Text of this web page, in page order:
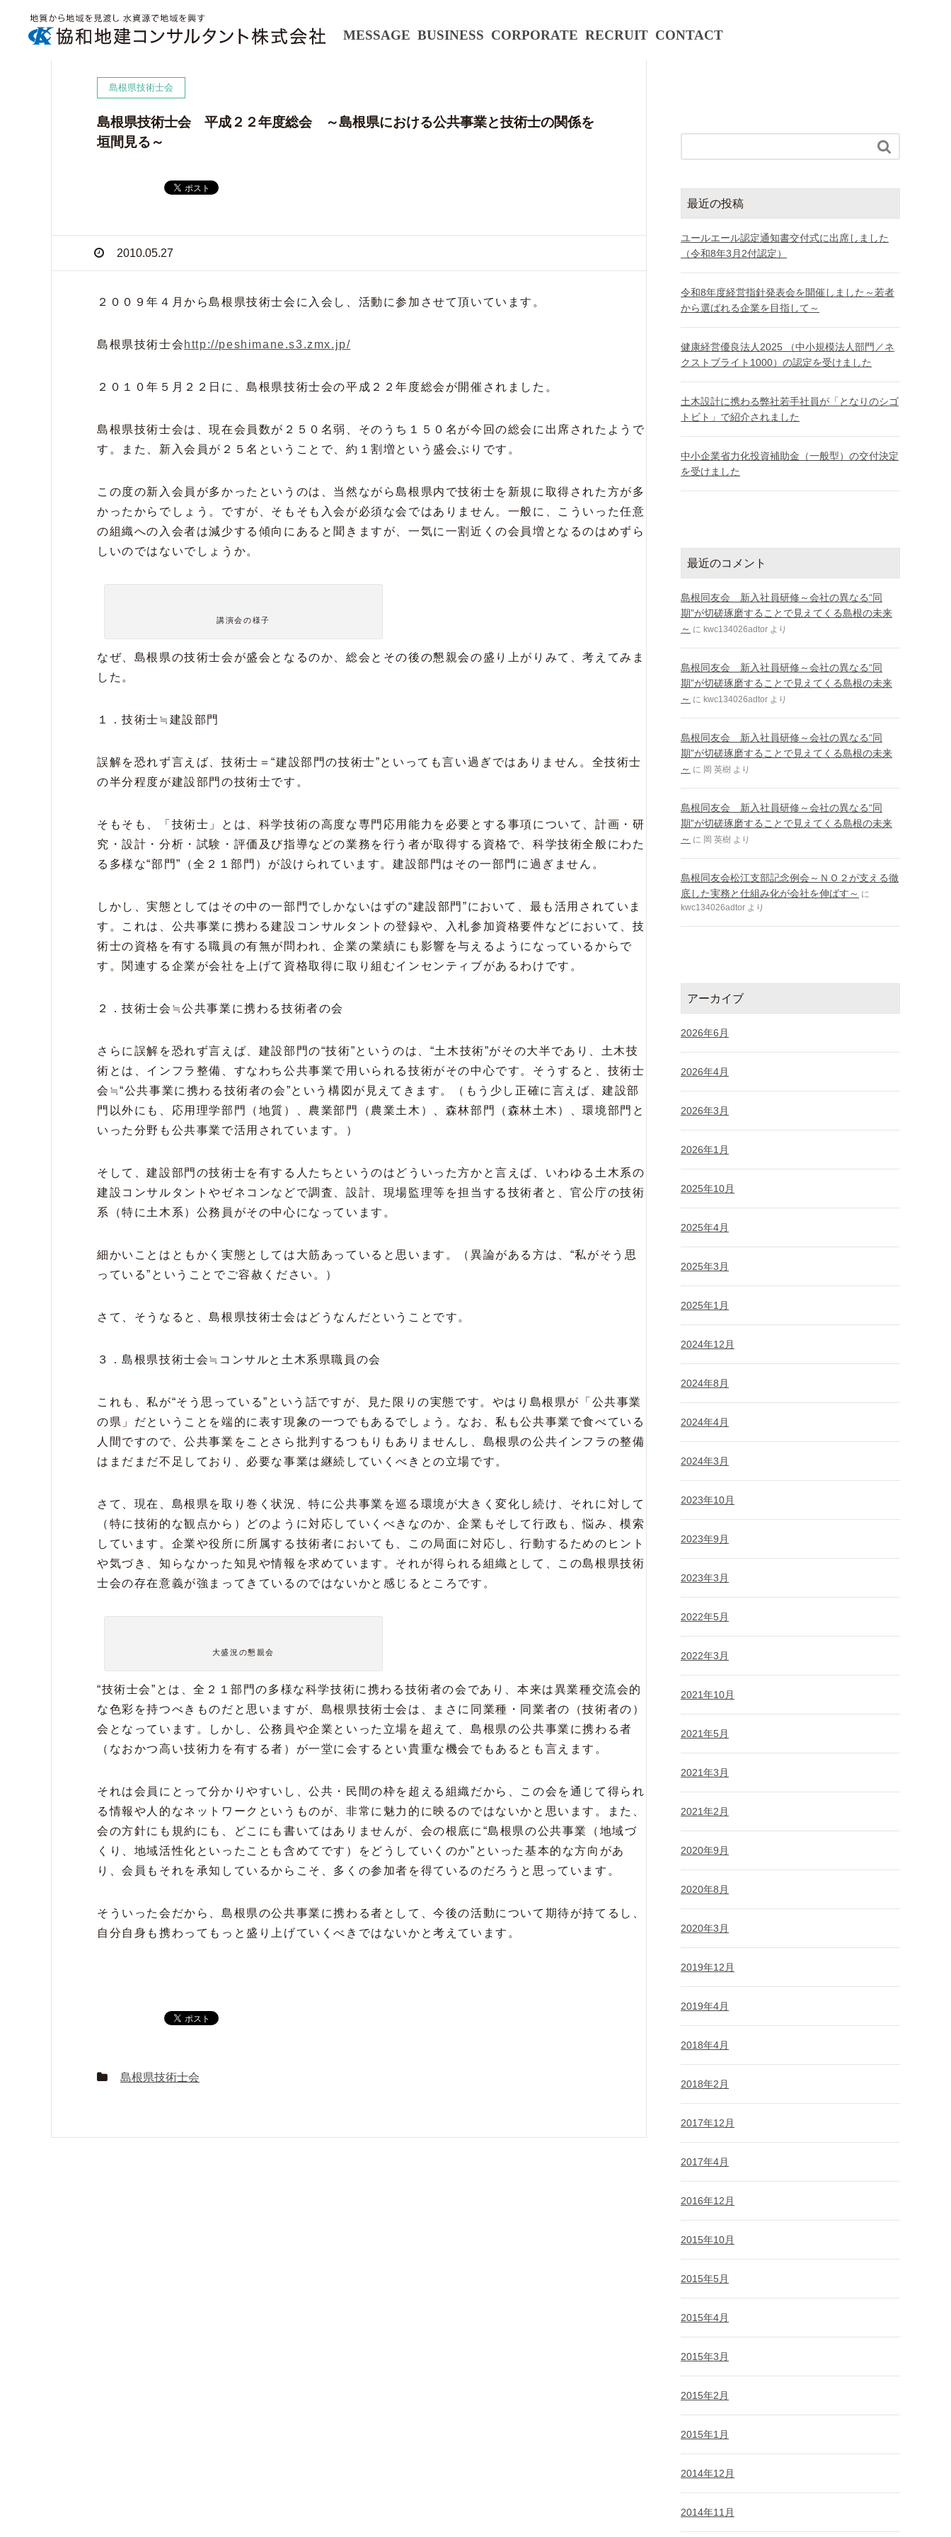
MESSAGE BUSINESS CORPORATE RECRUIT CONTACT
島根県技術士会
島根県技術士会 平成２２年度総会 ～島根県における公共事業と技術士の関係を
垣間見る～
2010.05.27
２００９年４月から島根県技術士会に入会し、活動に参加させて頂いています。
島根県技術士会 http://peshimane.s3.zmx.jp/
２０１０年５月２２日に、島根県技術士会の平成２２年度総会が開催されました。
島根県技術士会は、現在会員数が２５０名弱、そのうち１５０名が今回の総会に出席されたようで
す。また、新入会員が２５名ということで、約１割増という盛会ぶりです。
この度の新入会員が多かったというのは、当然ながら島根県内で技術士を新規に取得された方が多
かったからでしょう。ですが、そもそも入会が必須な会ではありません。一般に、こういった任意
の組織への入会者は減少する傾向にあると聞きますが、一気に一割近くの会員増となるのはめずら
しいのではないでしょうか。
講演会の様子
なぜ、島根県の技術士会が盛会となるのか、総会とその後の懇親会の盛り上がりみて、考えてみま
した。
１．技術士≒建設部門
誤解を恐れず言えば、技術士＝“建設部門の技術士”といっても言い過ぎではありません。全技術士
の半分程度が建設部門の技術士です。
そもそも、「技術士」とは、科学技術の高度な専門応用能力を必要とする事項について、計画・研
究・設計・分析・試験・評価及び指導などの業務を行う者が取得する資格で、科学技術全般にわた
る多様な“部門”（全２１部門）が設けられています。建設部門はその一部門に過ぎません。
しかし、実態としてはその中の一部門でしかないはずの“建設部門”において、最も活用されていま
す。これは、公共事業に携わる建設コンサルタントの登録や、入札参加資格要件などにおいて、技
術士の資格を有する職員の有無が問われ、企業の業績にも影響を与えるようになっているからで
す。関連する企業が会社を上げて資格取得に取り組むインセンティブがあるわけです。
２．技術士会≒公共事業に携わる技術者の会
さらに誤解を恐れず言えば、建設部門の“技術”というのは、“土木技術”がその大半であり、土木技
術とは、インフラ整備、すなわち公共事業で用いられる技術がその中心です。そうすると、技術士
会≒“公共事業に携わる技術者の会”という構図が見えてきます。（もう少し正確に言えば、建設部
門以外にも、応用理学部門（地質）、農業部門（農業土木）、森林部門（森林土木）、環境部門と
いった分野も公共事業で活用されています。）
そして、建設部門の技術士を有する人たちというのはどういった方かと言えば、いわゆる土木系の
建設コンサルタントやゼネコンなどで調査、設計、現場監理等を担当する技術者と、官公庁の技術
系（特に土木系）公務員がその中心になっています。
細かいことはともかく実態としては大筋あっていると思います。（異論がある方は、“私がそう思
っている”ということでご容赦ください。）
さて、そうなると、島根県技術士会はどうなんだということです。
３．島根県技術士会≒コンサルと土木系県職員の会
これも、私が“そう思っている”という話ですが、見た限りの実態です。やはり島根県が「公共事業
の県」だということを端的に表す現象の一つでもあるでしょう。なお、私も公共事業で食べている
人間ですので、公共事業をことさら批判するつもりもありませんし、島根県の公共インフラの整備
はまだまだ不足しており、必要な事業は継続していくべきとの立場です。
さて、現在、島根県を取り巻く状況、特に公共事業を巡る環境が大きく変化し続け、それに対して
（特に技術的な観点から）どのように対応していくべきなのか、企業もそして行政も、悩み、模索
しています。企業や役所に所属する技術者においても、この局面に対応し、行動するためのヒント
や気づき、知らなかった知見や情報を求めています。それが得られる組織として、この島根県技術
士会の存在意義が強まってきているのではないかと感じるところです。
大盛況の懇親会
“技術士会”とは、全２１部門の多様な科学技術に携わる技術者の会であり、本来は異業種交流会的
な色彩を持つべきものだと思いますが、島根県技術士会は、まさに同業種・同業者の（技術者の）
会となっています。しかし、公務員や企業といった立場を超えて、島根県の公共事業に携わる者
（なおかつ高い技術力を有する者）が一堂に会するとい貴重な機会でもあるとも言えます。
それは会員にとって分かりやすいし、公共・民間の枠を超える組織だから、この会を通じて得られ
る情報や人的なネットワークというものが、非常に魅力的に映るのではないかと思います。また、
会の方針にも規約にも、どこにも書いてはありませんが、会の根底に“島根県の公共事業（地域づ
くり、地域活性化といったことも含めてです）をどうしていくのか”といった基本的な方向があ
り、会員もそれを承知しているからこそ、多くの参加者を得ているのだろうと思っています。
そういった会だから、島根県の公共事業に携わる者として、今後の活動について期待が持てるし、
自分自身も携わってもっと盛り上げていくべきではないかと考えています。
島根県技術士会

最近の投稿
ユールエール認定通知書交付式に出席しました
（令和8年3月2付認定）
令和8年度経営指針発表会を開催しました～若者
から選ばれる企業を目指して～
健康経営優良法人2025 （中小規模法人部門／ネ
クストブライト1000）の認定を受けました
土木設計に携わる弊社若手社員が「となりのシゴ
トビト」で紹介されました
中小企業省力化投資補助金（一般型）の交付決定
を受けました
最近のコメント
島根同友会 新入社員研修～会社の異なる“同
期”が切磋琢磨することで見えてくる島根の未来
～ に kwc134026adtor より
島根同友会 新入社員研修～会社の異なる“同
期”が切磋琢磨することで見えてくる島根の未来
～ に kwc134026adtor より
島根同友会 新入社員研修～会社の異なる“同
期”が切磋琢磨することで見えてくる島根の未来
～ に 岡 英樹 より
島根同友会 新入社員研修～会社の異なる“同
期”が切磋琢磨することで見えてくる島根の未来
～ に 岡 英樹 より
島根同友会松江支部記念例会～ＮＯ２が支える徹
底した実務と仕組み化が会社を伸ばす～ に
kwc134026adtor より
アーカイブ
2026年6月
2026年4月
2026年3月
2026年1月
2025年10月
2025年4月
2025年3月
2025年1月
2024年12月
2024年8月
2024年4月
2024年3月
2023年10月
2023年9月
2023年3月
2022年5月
2022年3月
2021年10月
2021年5月
2021年3月
2021年2月
2020年9月
2020年8月
2020年3月
2019年12月
2019年4月
2018年4月
2018年2月
2017年12月
2017年4月
2016年12月
2015年10月
2015年5月
2015年4月
2015年3月
2015年2月
2015年1月
2014年12月
2014年11月